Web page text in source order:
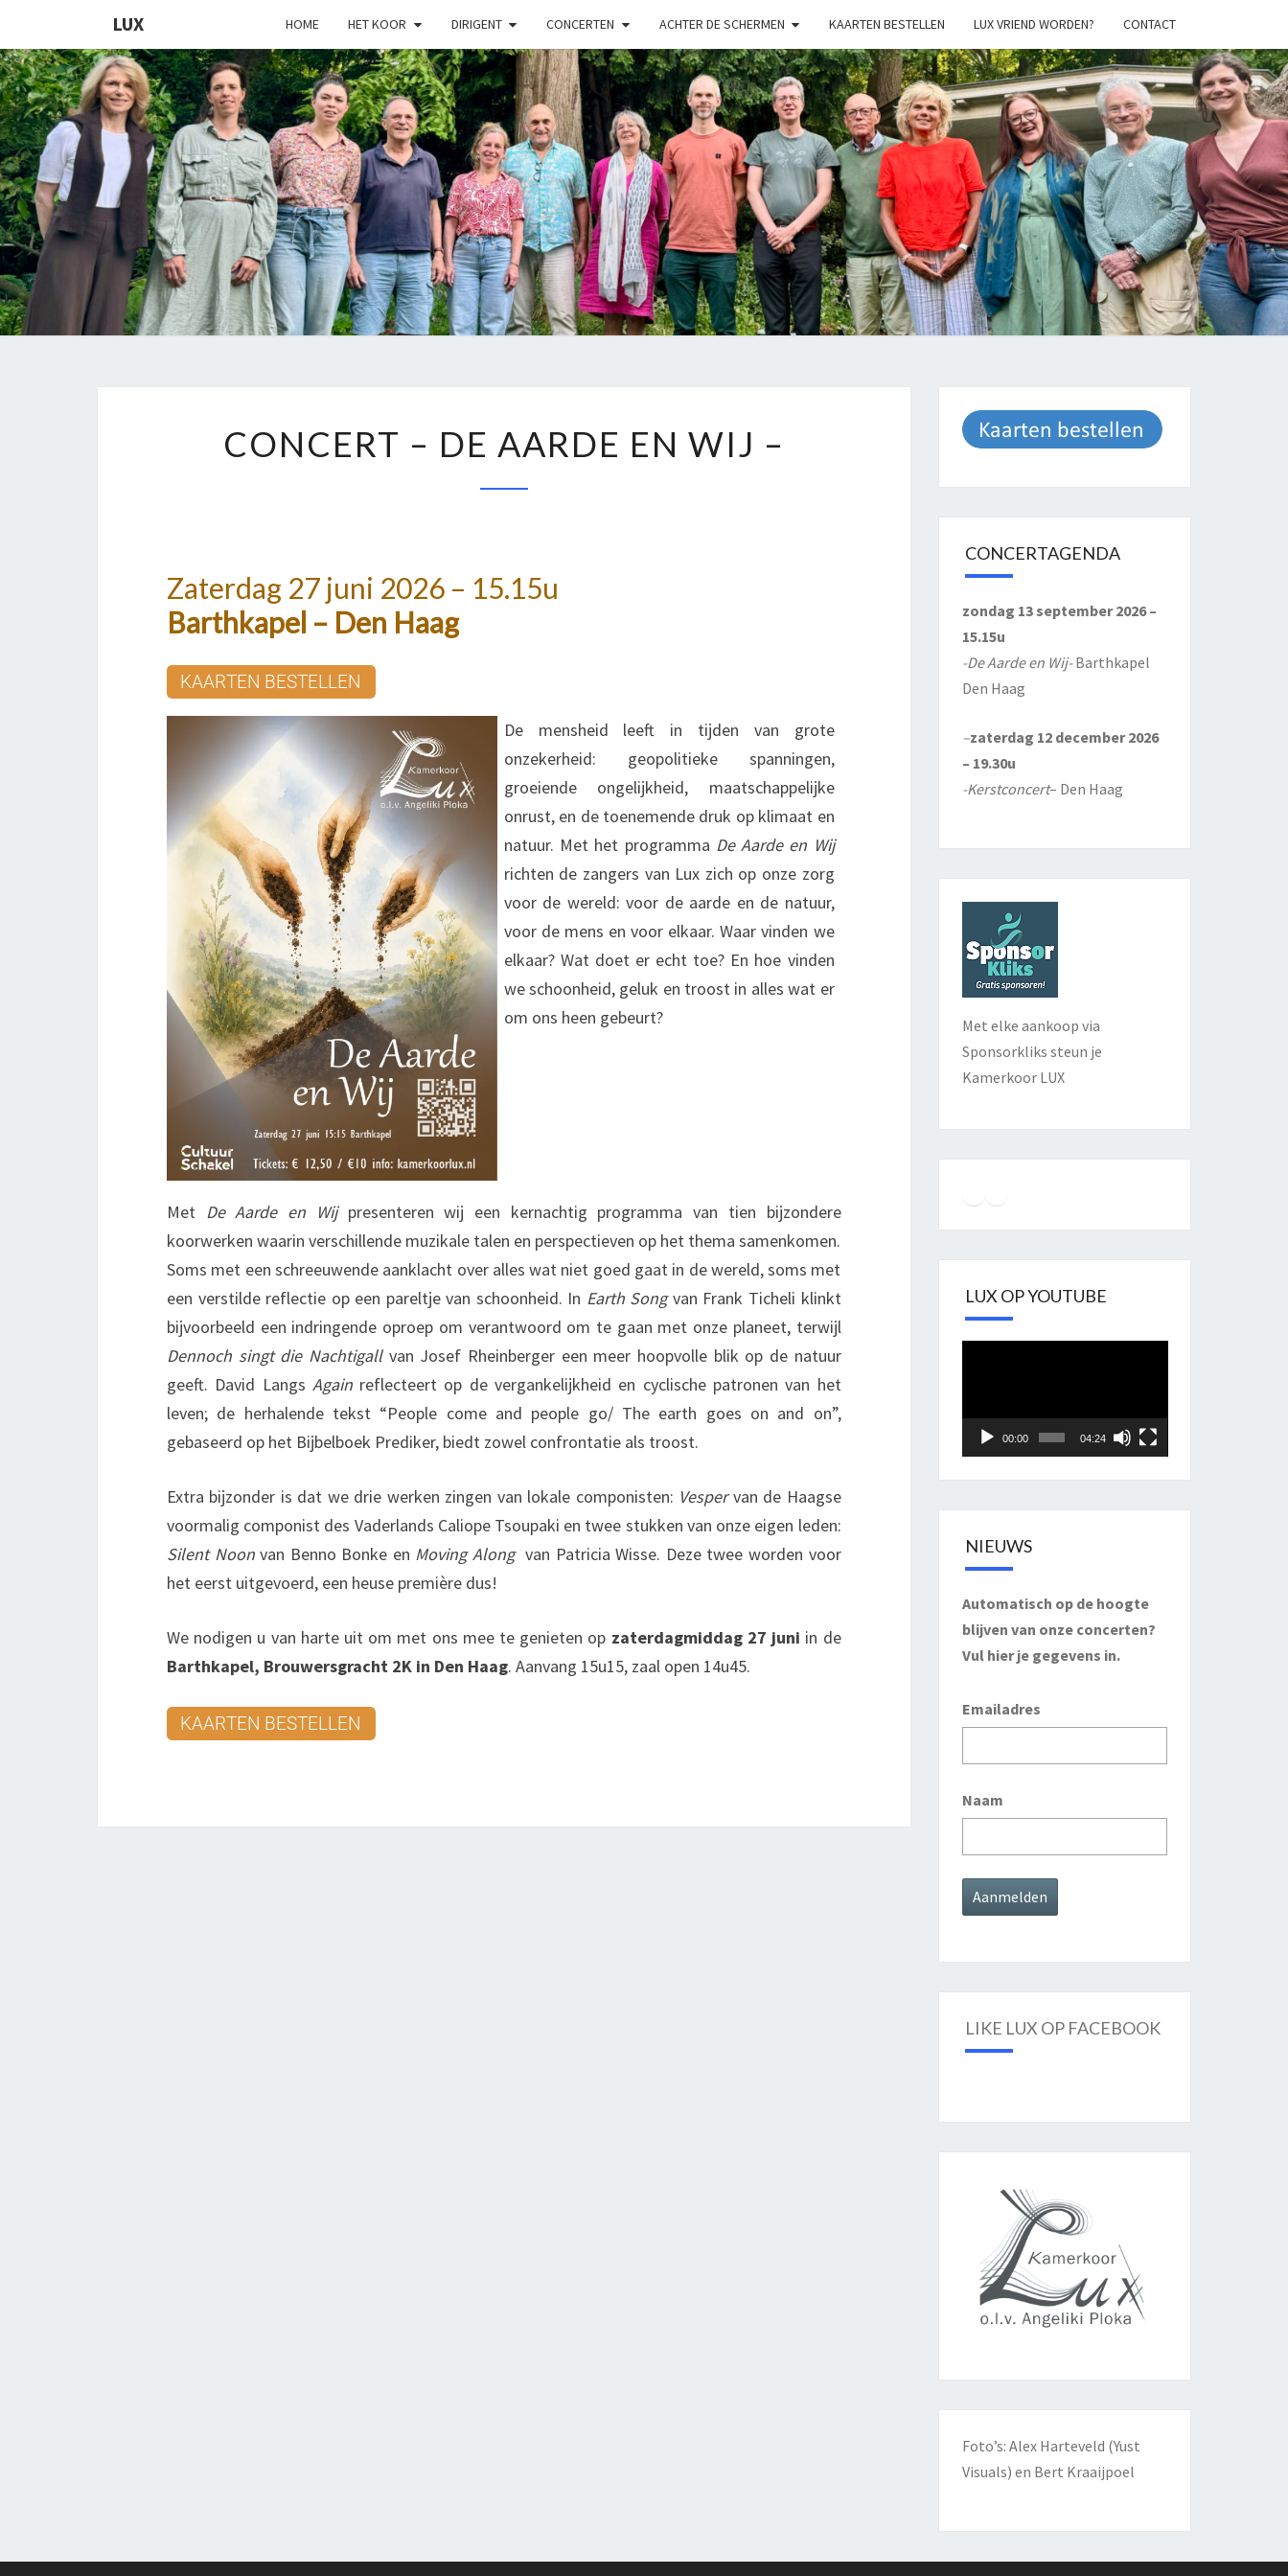
LUX HOME HET KOOR DIRIGENT CONCERTEN ACHTER DE SCHERMEN KAARTEN BESTELLEN LUX VRIEND WORDEN? CONTACT
LUX
Kamerkoor
Onder
Leiding
Van
Angeliki
Ploka
–
–
CONCERT – DE AARDE EN WIJ –
Zaterdag 27 juni 2026 – 15.15u
Barthkapel – Den Haag
De mensheid leeft in tijden van grote
onzekerheid: geopolitieke spanningen,
groeiende ongelijkheid, maatschappelijke
onrust, en de toenemende druk op klimaat en
natuur. Met het programma De Aarde en Wij
richten de zangers van Lux zich op onze zorg
voor de wereld: voor de aarde en de natuur,
voor de mens en voor elkaar. Waar vinden we
elkaar? Wat doet er echt toe? En hoe vinden
we schoonheid, geluk en troost in alles wat er
om ons heen gebeurt?
Met De Aarde en Wijpresenteren wij een kernachtig programma van tien bijzondere
koorwerken waarin verschillende muzikale talen en perspectieven op het thema samenkomen.
Soms met een schreeuwende aanklacht over alles wat niet goed gaat in de wereld, soms met
een verstilde reflectie op een pareltje van schoonheid. In Earth Songvan Frank Ticheli klinkt
bijvoorbeeld een indringende oproep om verantwoord om te gaan met onze planeet, terwijl
Dennoch singt die Nachtigallvan Josef Rheinberger een meer hoopvolle blik op de natuur
geeft. David Langs Again reflecteert op de vergankelijkheid en cyclische patronen van het
leven; de herhalende tekst “People come and people go/ The earth goes on and on”,
gebaseerd op het Bijbelboek Prediker, biedt zowel confrontatie als troost.
Extra bijzonder is dat we drie werken zingen van lokale componisten: Vespervan de Haagse
voormalig componist des Vaderlands Caliope Tsoupaki en twee stukken van onze eigen leden:
Silent Noonvan Benno Bonke en Moving Along van Patricia Wisse. Deze twee worden voor
het eerst uitgevoerd, een heuse première dus!
We nodigen u van harte uit om met ons mee te genieten op zaterdagmiddag 27 juni in de
Barthkapel, Brouwersgracht 2K in Den Haag. Aanvang 15u15, zaal open 14u45.
CONCERTAGENDA
zondag 13 september 2026 –
15.15u
-De Aarde en Wij-Barthkapel
Den Haag
–zaterdag 12 december 2026
– 19.30u
-Kerstconcert– Den Haag
Met elke aankoop via
Sponsorkliks steun je
Kamerkoor LUX
LUX OP YOUTUBE
00:00 04:24
NIEUWS
Automatisch op de hoogte
blijven van onze concerten?
Vul hier je gegevens in.
Emailadres
Naam
LIKE LUX OP FACEBOOK
Foto’s: Alex Harteveld (Yust
Visuals) en Bert Kraaijpoel